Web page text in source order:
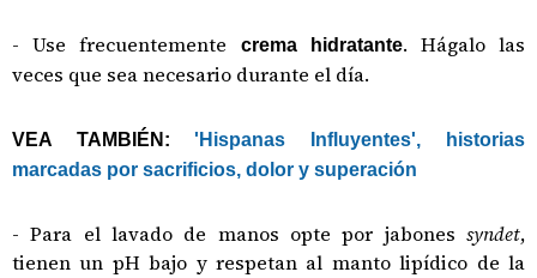
- Use frecuentemente crema hidratante. Hágalo las
veces que sea necesario durante el día.
VEA TAMBIÉN:
'Hispanas Influyentes', historias
marcadas por sacrificios, dolor y superación
- Para el lavado de manos opte por jabones syndet,
tienen un pH bajo y respetan al manto lipídico de la